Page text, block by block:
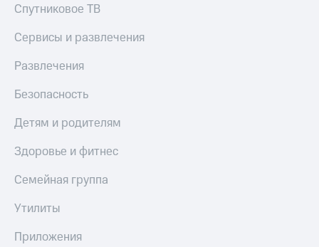
Спутниковое ТВ
Сервисы и развлечения
Развлечения
Безопасность
Детям и родителям
Здоровье и фитнес
Семейная группа
Утилиты
Приложения